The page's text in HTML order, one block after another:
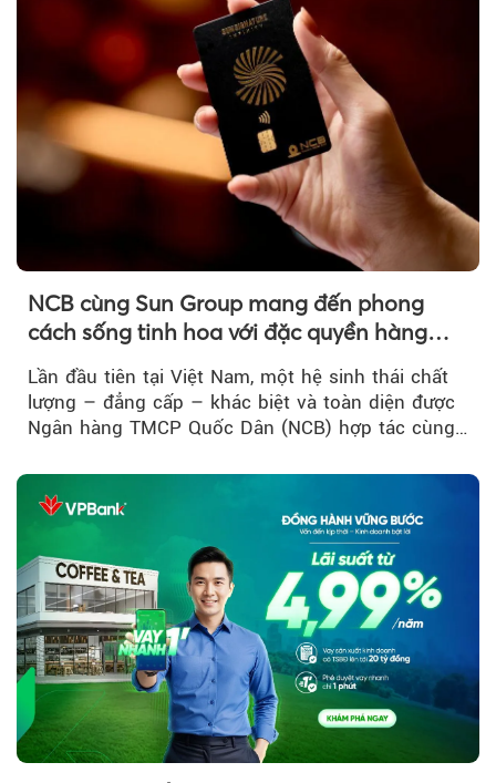
NCB cùng Sun Group mang đến phong
cách sống tinh hoa với đặc quyền hàng
đầu Việt Nam
Lần đầu tiên tại Việt Nam, một hệ sinh thái chất
lượng – đẳng cấp – khác biệt và toàn diện được
Ngân hàng TMCP Quốc Dân (NCB) hợp tác cùng